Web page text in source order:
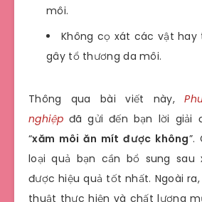
môi.
Không cọ xát các vật hay
gây tổ thương da môi.
Thông qua bài viết này,
nghiệpđã gửi đến bạn lời giải
“xăm môi ăn mít được không”.
loại quả bạn cần bổ sung sau
được hiệu quả tốt nhất. Ngoài
thuật thực hiện và chất lượng